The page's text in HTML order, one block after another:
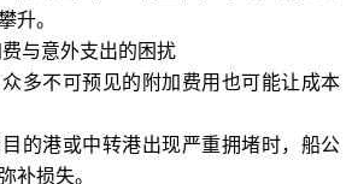
升。
与意外支出的困扰
多不可预见的附加费用也可能让成本
的港或中转港出现严重拥堵时，船公
补损失。